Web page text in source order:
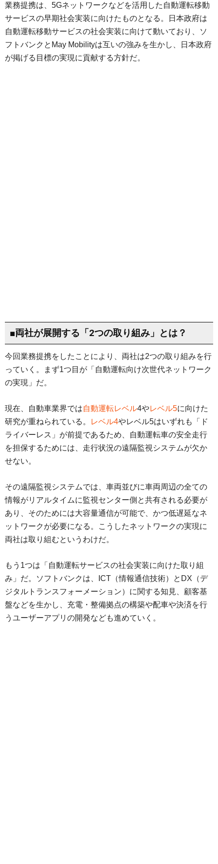
業務提携は、5Gネットワークなどを活用した自動運転移動
サービスの早期社会実装に向けたものとなる。日本政府は
自動運転移動サービスの社会実装に向けて動いており、ソ
フトバンクとMay Mobilityは互いの強みを生かし、日本政府
が掲げる目標の実現に貢献する方針だ。
■両社が展開する「2つの取り組み」とは？
今回業務提携をしたことにより、両社は2つの取り組みを行
っていく。まず1つ目が「自動運転向け次世代ネットワーク
の実現」だ。
現在、自動車業界では自動運転レベル4やレベル5に向けた
研究が重ねられている。
レベル4やレベル5はいずれも「ド
ライバーレス」が前提であるため、自動運転車の安全走行
を担保するためには、走行状況の遠隔監視システムが欠か
せない。
その遠隔監視システムでは、車両並びに車両周辺の全ての
情報がリアルタイムに監視センター側と共有される必要が
あり、そのためには大容量通信が可能で、かつ低遅延なネ
ットワークが必要になる。こうしたネットワークの実現に
両社は取り組むというわけだ。
もう1つは「自動運転サービスの社会実装に向けた取り組
み」だ。ソフトバンクは、ICT（情報通信技術）とDX（デ
ジタルトランスフォーメーション）に関する知見、顧客基
盤などを生かし、充電・整備拠点の構築や配車や決済を行
うユーザーアプリの開発なども進めていく。